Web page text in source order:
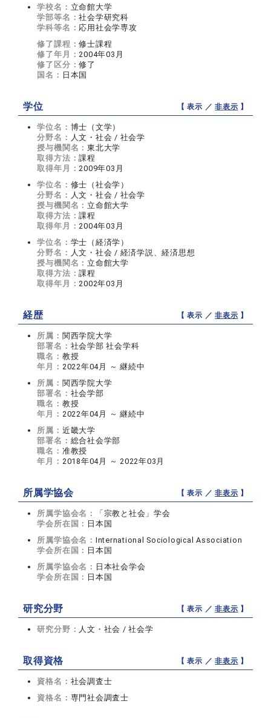
学校名： 立命館大学
学部等名：社会学研究科
学科等名： 応用社会学専攻
修了課程：修士課程
修了年月：2004年03月
修了区分：修了
国名： 日本国
学位 【 表示 ／非表示 】
学位名： 博士（文学）
分野名： 人文・社会 / 社会学
授与機関名：東北大学
取得方法：課程
取得年月：2009年03月
学位名： 修士（社会学）
分野名： 人文・社会 / 社会学
授与機関名： 立命館大学
取得方法：課程
取得年月：2004年03月
学位名： 学士（経済学）
分野名： 人文・社会 / 経済学説、経済思想
授与機関名： 立命館大学
取得方法：課程
取得年月：2002年03月
経歴 【 表示 ／非表示 】
所属： 関西学院大学
部署名： 社会学部 社会学科
職名： 教授
年月： 2022年04月 ～ 継続中
所属： 関西学院大学
部署名： 社会学部
職名： 教授
年月： 2022年04月 ～ 継続中
所属： 近畿大学
部署名： 総合社会学部
職名： 准教授
年月： 2018年04月 ～ 2022年03月
所属学協会 【 表示 ／非表示 】
所属学協会名：
「宗教と社会」学会
学会所在国： 日本国
所属学協会名： International Sociological Association
学会所在国： 日本国
所属学協会名： 日本社会学会
学会所在国： 日本国
研究分野 【 表示 ／非表示 】
研究分野： 人文・社会 / 社会学
取得資格 【 表示 ／非表示 】
資格名： 社会調査士
資格名： 専門社会調査士